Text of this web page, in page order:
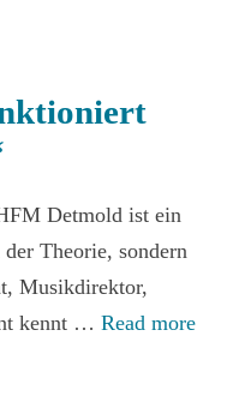
Detmold ist ein
Theorie, sondern
Musikdirektor,
kennt … Read more